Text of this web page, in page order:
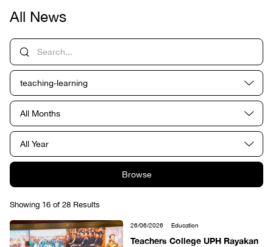
All News
teaching-learning
All Months
All Year
Browse
Showing 16 of 28 Results
26/06/2026 Education
Teachers College UPH Rayakan